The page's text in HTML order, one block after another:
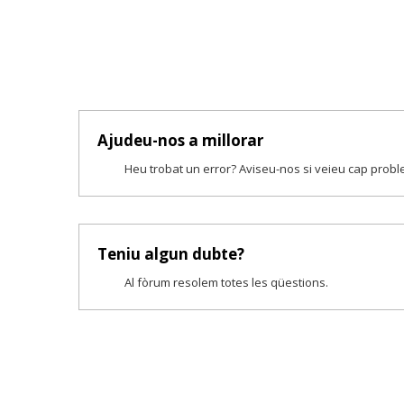
Ajudeu-nos a millorar
Heu trobat un error? Aviseu-nos si veieu cap
Teniu algun dubte?
Al fòrum resolem totes les qüestions.